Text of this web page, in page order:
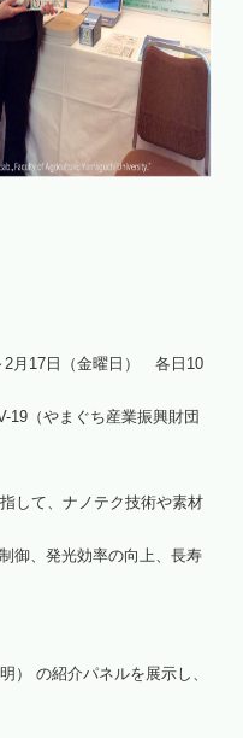
2月17日（金曜日） 各日10
19（やまぐち産業振興財団
して、ナノテク技術や素材
御、発光効率の向上、長寿
） の紹介パネルを展示し、